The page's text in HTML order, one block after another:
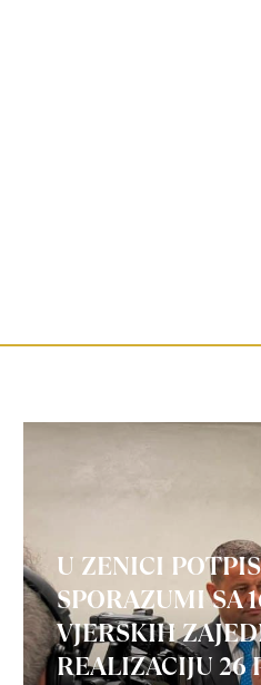
U ZENICI
SPORAZUMI SA
VJERSKIH
REALIZACIJU 26